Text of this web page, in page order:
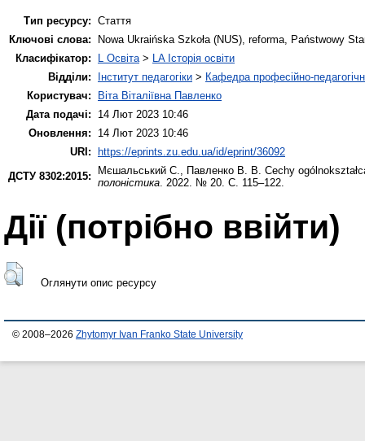
Тип ресурсу: Стаття
Ключові слова:
Nowa Ukraińska Szkoła (NUS), reforma, Państwowy
Класифікатор:
L Освіта > LA Історія освіти
Відділи:
Інститут педагогіки > Кафедра професійно-
Користувач:
Віта Віталіївна Павленко
Дата подачі:
14 Лют 2023 10:46
Оновлення:
14 Лют 2023 10:46
URI: https://eprints.zu.edu.ua/id/eprint/36092
ДСТУ 8302:2015:
Мєшальський C. Павленко В. В. Cechy
полоністика . 2022. № 20. С. 115–122.
Дії ​​(потрібно ввійти)
Оглянути опис ресурсу
© 2008–2026 Zhytomyr Ivan Franko State University